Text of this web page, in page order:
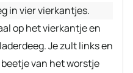
in vier vierkantjes.
op het vierkantje en
Je zult links en
van het worstje